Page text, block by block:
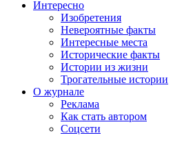
Интересно
Изобретения
Невероятные факты
Интересные места
Исторические факты
Истории из жизни
Трогательные истории
О журнале
Реклама
Как стать автором
Соцсети